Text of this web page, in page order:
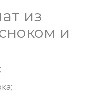
из
и